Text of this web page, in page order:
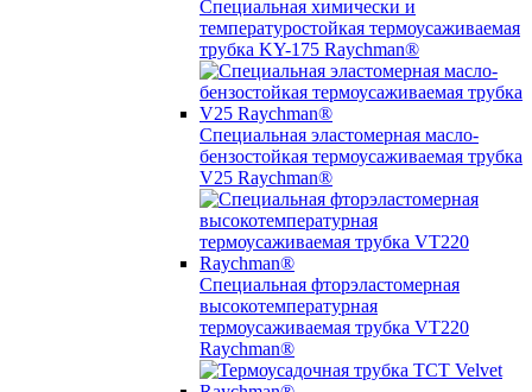
Специальная химически и
температуростойкая термоусаживаемая
трубка KY-175 Raychman®
Специальная эластомерная масло-
бензостойкая термоусаживаемая трубка
V25 Raychman®
Специальная фторэластомерная
высокотемпературная
термоусаживаемая трубка VT220
Raychman®